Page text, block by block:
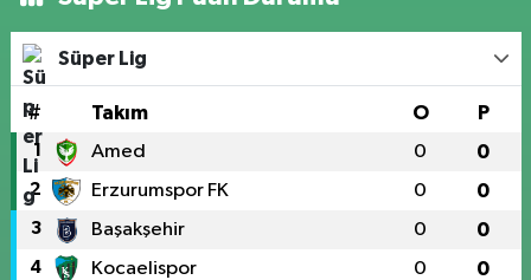
Süper Lig
# Takım O P
1 Amed 0 0
2 Erzurumspor FK 0 0
3 Başakşehir 0 0
4 Kocaelispor 0 0